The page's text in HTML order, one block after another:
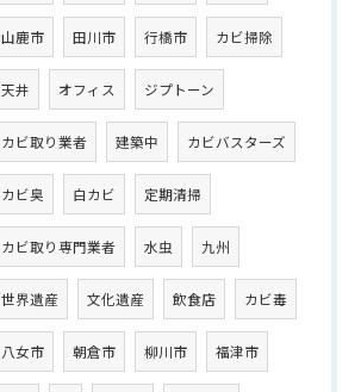
山鹿市 田川市 行橋市 カビ掃除
天井 オフィス ジプトーン
カビ取り業者 建築中 カビバスターズ
カビ臭 白カビ 定期清掃
カビ取り専門業者 水虫 九州
世界遺産 文化遺産 飲食店 カビ毒
八女市 朝倉市 柳川市 福津市